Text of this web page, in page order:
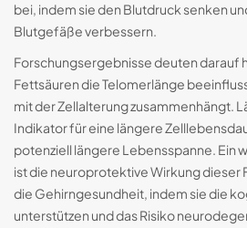
bei, indem sie den Blutdruck senken
Blutgefäße verbessern.
Forschungsergebnisse deuten darauf
Fettsäuren die Telomerlänge
mit der Zellalterung zusammenhängt.
Indikator für eine längere
potenziell längere Lebensspanne. Ein
ist die neuroprotektive Wirkung dieser
die Gehirngesundheit, indem sie die
unterstützen und das Risiko